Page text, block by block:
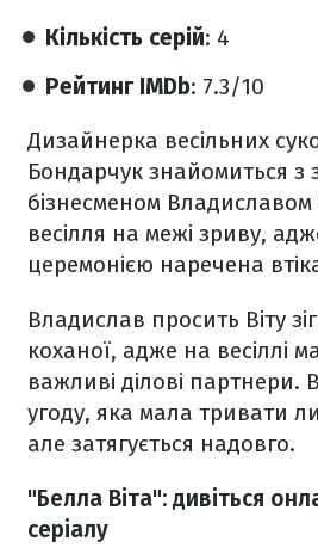
Кількість серій: 4
Рейтинг IMDb: 7.3/10
Дизайнерка весільних
Бондарчук знайомиться
бізнесменом Владиславом
весілля на межі зриву,
церемонією наречена
Владислав просить Віту
коханої, адже на весіллі
важливі ділові партнери.
угоду, яка мала тривати
але затягується надовго.
"Белла Віта": дивіться
серіалу